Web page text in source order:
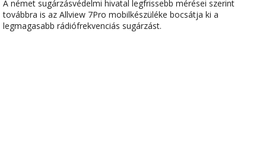
A német sugárzásvédelmi hivatal legfrissebb mérései szerint
továbbra is az Allview 7Pro mobilkészüléke bocsátja ki a
legmagasabb rádiófrekvenciás sugárzást.